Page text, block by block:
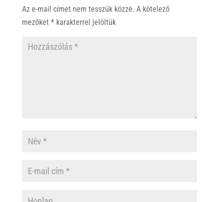
Az e-mail címet nem tesszük közzé. A kötelező
mezőket *karakterrel jelöltük